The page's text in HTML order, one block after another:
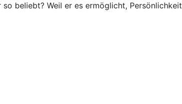
beliebt? Weil er es ermöglicht, Persönlichkeit